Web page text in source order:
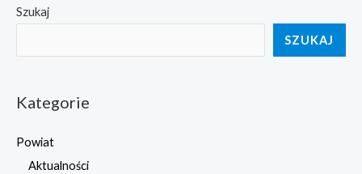
Szukaj
SZUKAJ
Kategorie
Powiat
Aktualności